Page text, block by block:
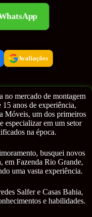
Avaliações
no mercado de montagem
anos de experiência,
Móveis, um dos primeiros
especializar em um setor
na época.
busquei novos
em Fazenda Rio Grande,
uma vasta experiência.
Salfer e Casas Bahia,
e habilidades.